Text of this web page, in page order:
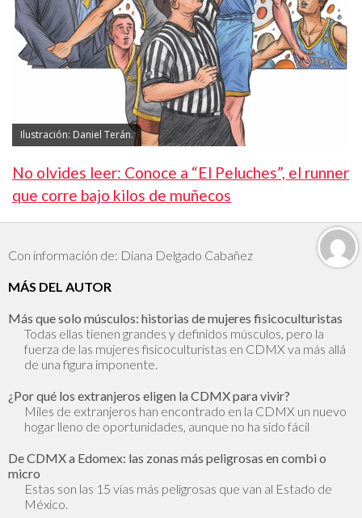
Ilustración: Daniel Terán.
No olvides leer: Conoce a “El Peluches”, el runner
que corre bajo kilos de muñecos
Con información de: Diana Delgado Cabañez
MÁS DEL AUTOR
Más que solo músculos: historias de mujeres fisicoculturistas
Todas ellas tienen grandes y definidos músculos, pero la
fuerza de las mujeres fisicoculturistas en CDMX va más allá
de una figura imponente.
¿Por qué los extranjeros eligen la CDMX para vivir?
Miles de extranjeros han encontrado en la CDMX un nuevo
hogar lleno de oportunidades, aunque no ha sido fácil
De CDMX a Edomex: las zonas más peligrosas en combi o
micro
Estas son las 15 vías más peligrosas que van al Estado de
México.